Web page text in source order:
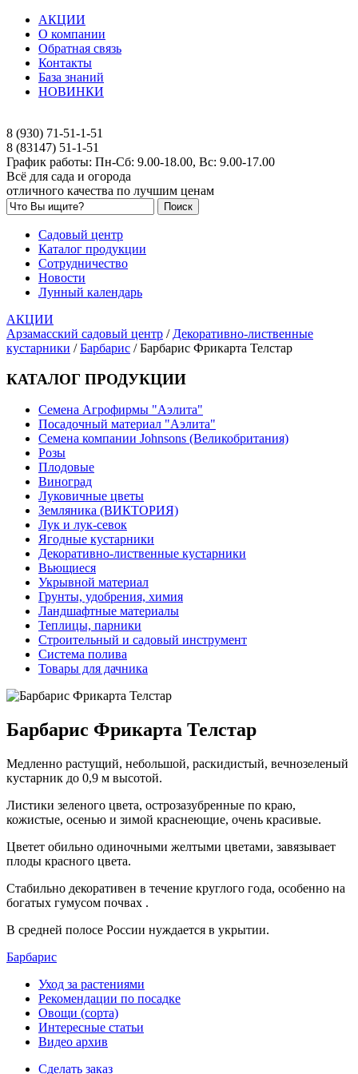
АКЦИИ
О компании
Обратная связь
Контакты
База знаний
НОВИНКИ
8 (930) 71-51-1-51
8 (83147) 51-1-51
График работы: Пн-Сб: 9.00-18.00, Вс: 9.00-17.00
Всё для сада и огорода
отличного качества по лучшим ценам
Садовый центр
Каталог продукции
Сотрудничество
Новости
Лунный календарь
АКЦИИ
Арзамасский садовый центр / Декоративно-лиственные
кустарники /Барбарис /Барбарис Фрикарта Телстар
КАТАЛОГ ПРОДУКЦИИ
Семена Агрофирмы "Аэлита"
Посадочный материал "Аэлита"
Семена компании Johnsons (Великобритания)
Розы
Плодовые
Виноград
Луковичные цветы
Земляника (ВИКТОРИЯ)
Лук и лук-севок
Ягодные кустарники
Декоративно-лиственные кустарники
Вьющиеся
Укрывной материал
Грунты, удобрения, химия
Ландшафтные материалы
Теплицы, парники
Строительный и садовый инструмент
Система полива
Товары для дачника
Барбарис Фрикарта Телстар
Медленно растущий, небольшой, раскидистый, вечнозеленый
кустарник до 0,9 м высотой.
Листики зеленого цвета, острозазубренные по краю,
кожистые, осенью и зимой краснеющие, очень красивые.
Цветет обильно одиночными желтыми цветами, завязывает
плоды красного цвета.
Стабильно декоративен в течение круглого года, особенно на
богатых гумусом почвах .
В средней полосе России нуждается в укрытии.
Барбарис
Уход за растениями
Рекомендации по посадке
Овощи (сорта)
Интересные статьи
Видео архив
Сделать заказ